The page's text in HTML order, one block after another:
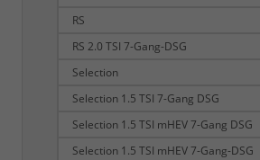
RS
RS 2.0 TSI 7-Gang-DSG
Selection
Selection 1.5 TSI 7-Gang DSG
Selection 1.5 TSI mHEV 7-Gang DSG
Selection 1.5 TSI mHEV 7-Gang-DSG